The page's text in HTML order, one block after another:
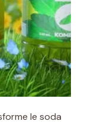
le soda